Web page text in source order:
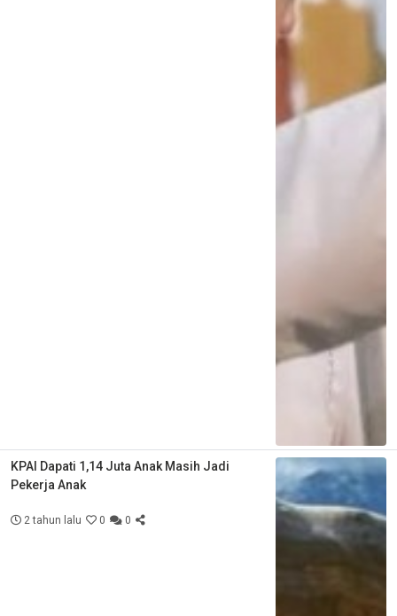
KPAI Dapati 1,14 Juta Anak Masih Jadi
Pekerja Anak
2 tahun lalu 0 0